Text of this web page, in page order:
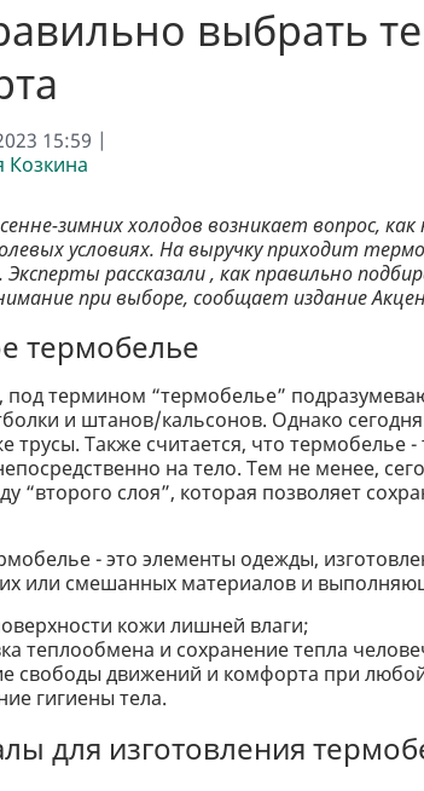
выбрать
15:59 |
Козкина
зимних холодов возникает вопрос,
условиях. На выручку приходит
рассказали , как правильно
при выборе, сообщает издание
термобелье
под термином “термобелье”
и штанов/кальсонов. Однако
трусы. Также считается, что термобелье
на тело. Тем не менее,
“второго слоя”, которая позволяет
- это элементы одежды,
или смешанных материалов и
кожи лишней влаги;
теплообмена и сохранение тепла
свободы движений и комфорта при
гигиены тела.
для изготовления